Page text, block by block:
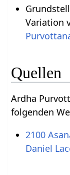
Variation
Quellen
Ardha
folgenden
2100
Daniel